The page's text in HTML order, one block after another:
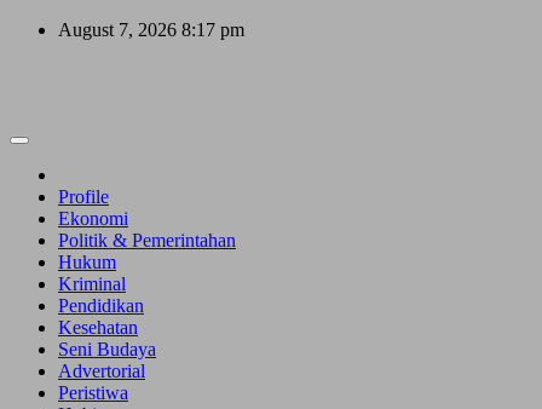
Skip
August 7, 2026 8:17 pm
Profile
Ekonomi
Politik & Pemerintahan
Hukum
Kriminal
Pendidikan
Kesehatan
Seni Budaya
Advertorial
Peristiwa